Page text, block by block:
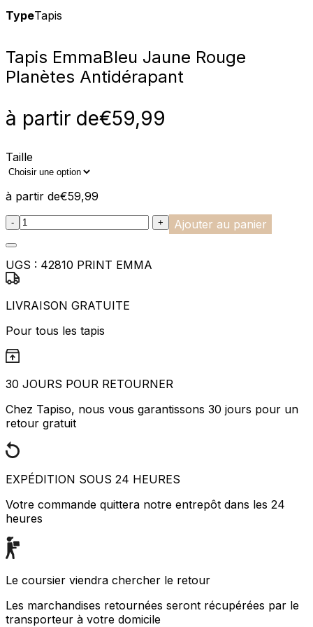
TypeTapis
Tapis EmmaBleu Jaune Rouge
Planètes Antidérapant
à partir de€59,99
Taille
à partir de€59,99
:product_name quantity
- + Ajouter au panier
UGS : 42810 PRINT EMMA
LIVRAISON GRATUITE
Pour tous les tapis
30 JOURS POUR RETOURNER
Chez Tapiso, nous vous garantissons 30 jours pour un
retour gratuit
EXPÉDITION SOUS 24 HEURES
Votre commande quittera notre entrepôt dans les 24
heures
Le coursier viendra chercher le retour
Les marchandises retournées seront récupérées par le
transporteur à votre domicile